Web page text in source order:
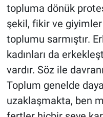
topluma dönük
şekil, fikir ve
toplumu sarmıştır.
kadınları da
vardır. Söz ile
Toplum genelde
uzaklaşmakta, ben